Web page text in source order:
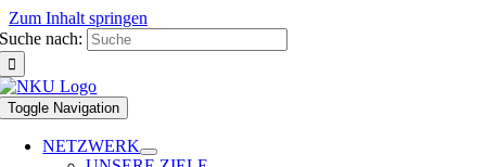
Zum Inhalt springen
Suche nach:
Toggle Navigation
NETZWERK